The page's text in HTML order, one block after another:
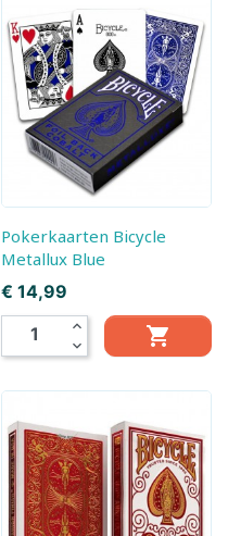
Pokerkaarten Bicycle
Metallux Blue
Prijs
€ 14,99
expand_less
expand_more
